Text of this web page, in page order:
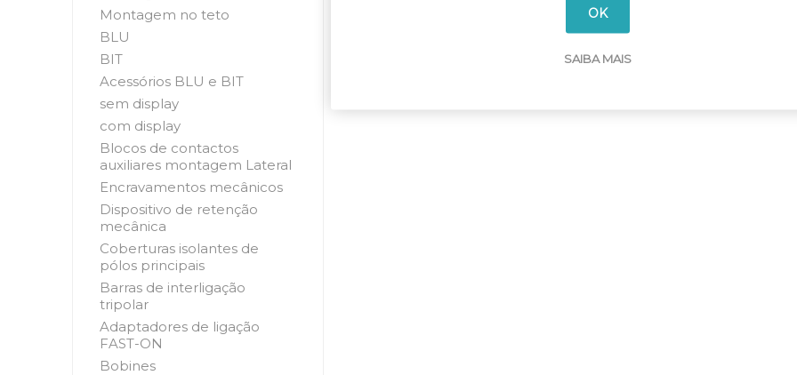
Montagem no teto
BLU
BIT
Acessórios BLU e BIT
sem display
com display
Blocos de contactos
auxiliares montagem Lateral
Encravamentos mecânicos
Dispositivo de retenção
mecânica
Coberturas isolantes de
pólos principais
Barras de interligação
tripolar
Adaptadores de ligação
FAST-ON
Bobines
OK
SAIBA MAIS